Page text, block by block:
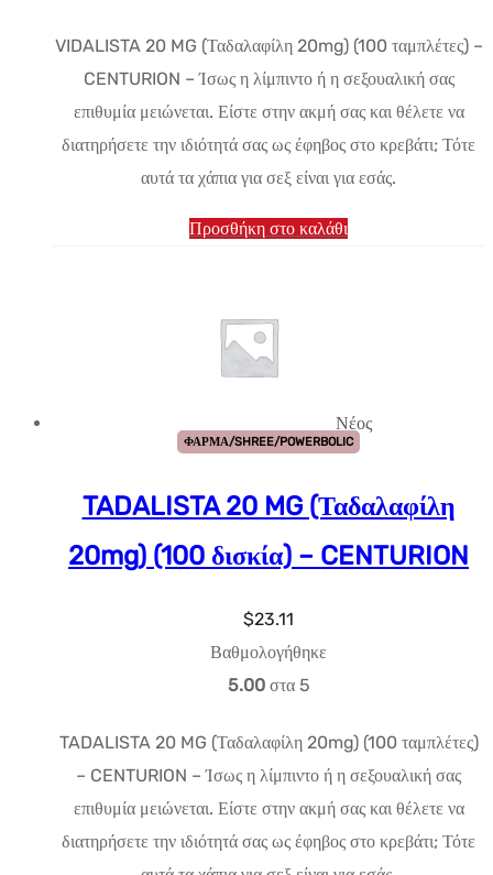
VIDALISTA 20 MG (Ταδαλαφίλη 20mg) (100 ταμπλέτες) –
CENTURION – Ίσως η λίμπιντο ή η σεξουαλική σας
επιθυμία μειώνεται. Είστε στην ακμή σας και θέλετε να
διατηρήσετε την ιδιότητά σας ως έφηβος στο κρεβάτι; Τότε
αυτά τα χάπια για σεξ είναι για εσάς.
Προσθήκη στο καλάθι
Νέος
ΦΑΡΜΑ/SHREE/POWERBOLIC
TADALISTA 20 MG (Ταδαλαφίλη
20mg) (100 δισκία) – CENTURION
$23.11
Βαθμολογήθηκε
5.00στα 5
TADALISTA 20 MG (Ταδαλαφίλη 20mg) (100 ταμπλέτες)
– CENTURION – Ίσως η λίμπιντο ή η σεξουαλική σας
επιθυμία μειώνεται. Είστε στην ακμή σας και θέλετε να
διατηρήσετε την ιδιότητά σας ως έφηβος στο κρεβάτι; Τότε